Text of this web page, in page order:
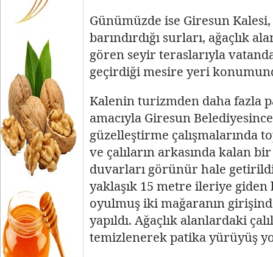
Günümüzde ise Giresun
barındırdığı surları, ağaçlık
gören seyir teraslarıyla
geçirdiği mesire yeri
Kalenin turizmden daha fazla
amacıyla Giresun
güzelleştirme çalışmalarında
ve çalıların arkasında kalan
duvarları görünür hale
yaklaşık 15 metre ileriye
oyulmuş iki mağaranın
yapıldı. Ağaçlık alanlardaki
temizlenerek patika yürüyüş